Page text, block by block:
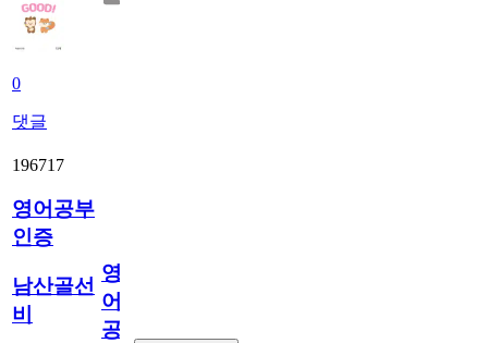
0
댓글
196717
영어공부
인증
남산골선
비
영
어
공